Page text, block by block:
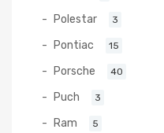
Polestar 3
Pontiac 15
Porsche 40
Puch 3
Ram 5